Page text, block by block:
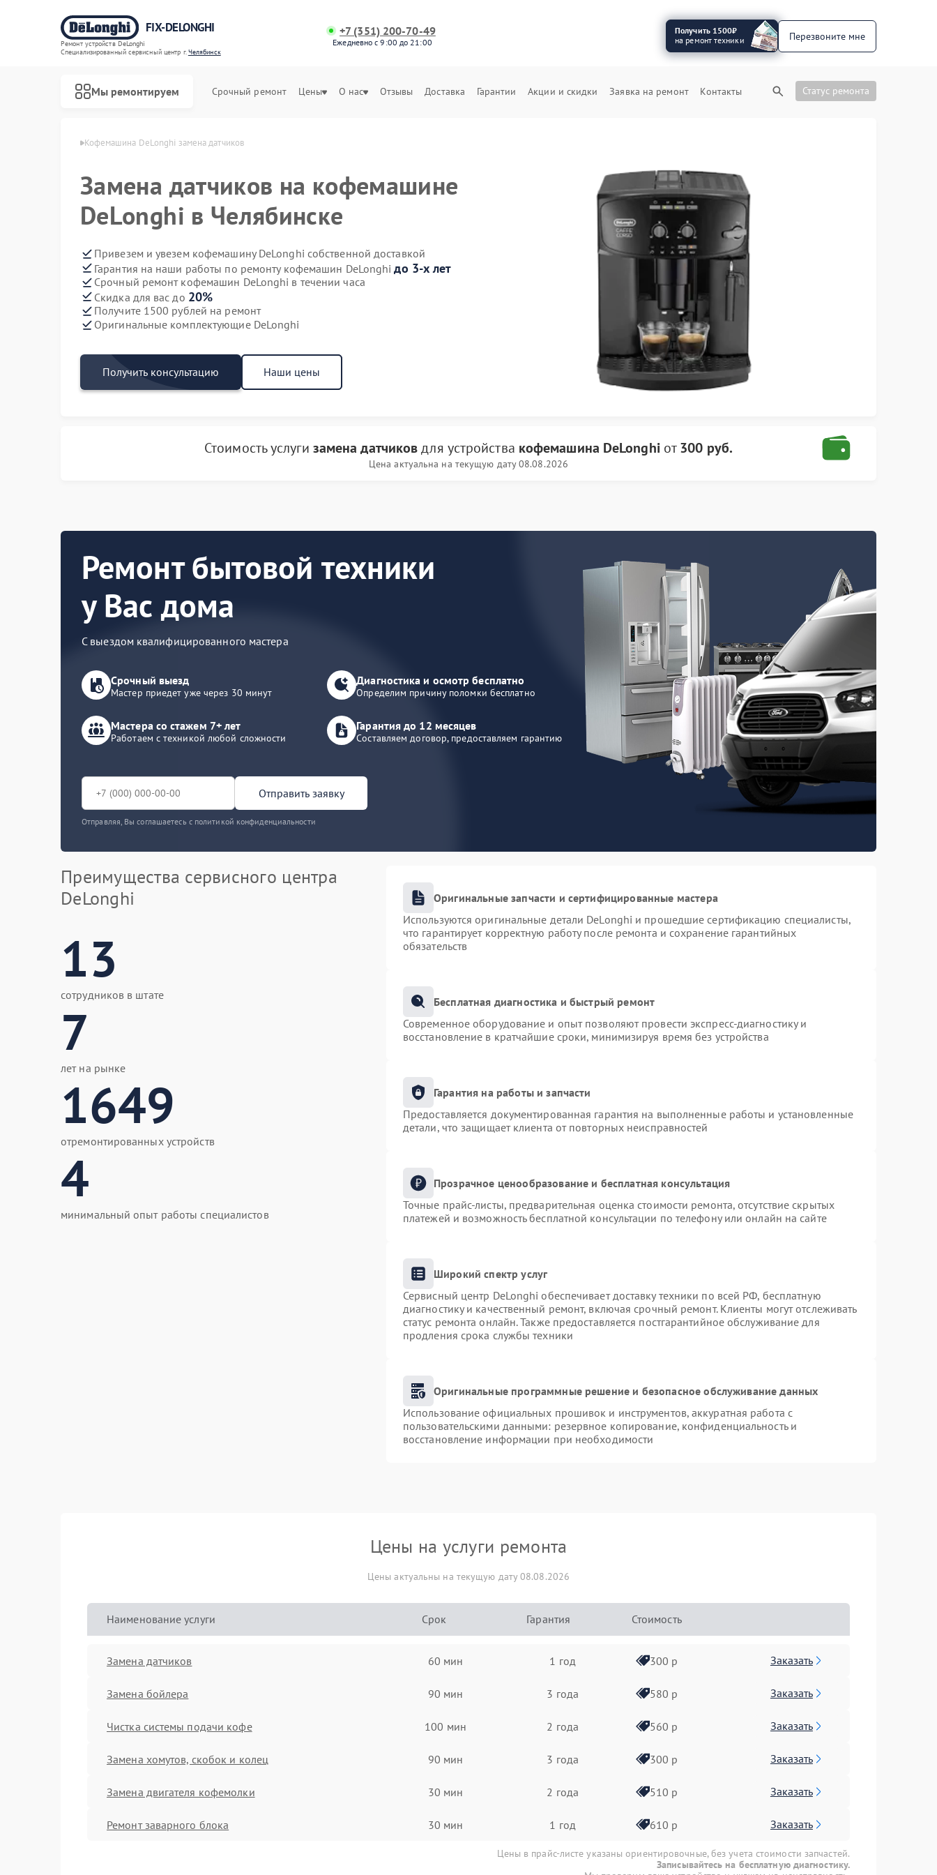
FIX-DELONGHI
Ремонт устройств DeLonghi
Специализированный cервисный центр г.Челябинск
+7 (351) 200-70-49
Ежедневно с 9:00 до 21:00
Получить 1500₽
на ремонт техники
Перезвоните мне
Мы ремонтируем Срочный ремонт Цены О нас Отзывы Доставка Гарантии Акции и скидки Заявка на ремонт Контакты Статус ремонта
Кофемашина DeLonghi замена датчиков
Замена датчиков на кофемашине
DeLonghi в Челябинске
Привезем и увезем кофемашину DeLonghi собственной доставкой
Гарантия на наши работы по ремонту кофемашин DeLonghiдо 3-х лет
Срочный ремонт кофемашин DeLonghi в течении часа
Скидка для вас до 20%
Получите 1500 рублей на ремонт
Оригинальные комплектующие DeLonghi
Получить консультацию Наши цены
Стоимость услуги замена датчиковдля устройства кофемашина DeLonghiот300 руб.
Цена актуальна на текущую дату 08.08.2026
Ремонт бытовой техники
у Вас дома
С выездом квалифицированного мастера
Срочный выезд
Мастер приедет уже через 30 минут
Диагностика и осмотр бесплатно
Определим причину поломки бесплатно
Мастера со стажем 7+ лет
Работаем с техникой любой сложности
Гарантия до 12 месяцев
Составляем договор, предоставляем гарантию
Отправить заявку
Отправляя, Вы соглашаетесь с политикой конфиденциальности
Преимущества сервисного центра
DeLonghi
13
сотрудников в штате
7
лет на рынке
1649
отремонтированных устройств
4
минимальный опыт работы специалистов
Оригинальные запчасти и сертифицированные мастера
Используются оригинальные детали DeLonghi и прошедшие сертификацию специалисты,
что гарантирует корректную работу после ремонта и сохранение гарантийных
обязательств
Бесплатная диагностика и быстрый ремонт
Современное оборудование и опыт позволяют провести экспресс-диагностику и
восстановление в кратчайшие сроки, минимизируя время без устройства
Гарантия на работы и запчасти
Предоставляется документированная гарантия на выполненные работы и установленные
детали, что защищает клиента от повторных неисправностей
Прозрачное ценообразование и бесплатная консультация
Точные прайс-листы, предварительная оценка стоимости ремонта, отсутствие скрытых
платежей и возможность бесплатной консультации по телефону или онлайн на сайте
Широкий спектр услуг
Сервисный центр DeLonghi обеспечивает доставку техники по всей РФ, бесплатную
диагностику и качественный ремонт, включая срочный ремонт. Клиенты могут отслеживать
статус ремонта онлайн. Также предоставляется постгарантийное обслуживание для
продления срока службы техники
Оригинальные программные решение и безопасное обслуживание данных
Использование официальных прошивок и инструментов, аккуратная работа с
пользовательскими данными: резервное копирование, конфиденциальность и
восстановление информации при необходимости
Цены на услуги ремонта
Цены актуальны на текущую дату 08.08.2026
Наименование услуги Срок Гарантия Стоимость
Замена датчиков 60 мин 1 год 300 р Заказать
Замена бойлера 90 мин 3 года 580 р Заказать
Чистка системы подачи кофе 100 мин 2 года 560 р Заказать
Замена хомутов, скобок и колец 90 мин 3 года 300 р Заказать
Замена двигателя кофемолки 30 мин 2 года 510 р Заказать
Ремонт заварного блока 30 мин 1 год 610 р Заказать
Цены в прайс-листе указаны ориентировочные, без учета стоимости запчастей.
Записывайтесь на бесплатную диагностику.